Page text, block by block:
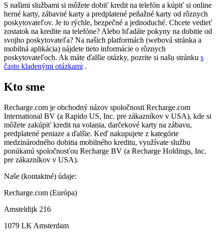
S našimi službami si môžete dobiť kredit na telefón a kúpiť si online
herné karty, zábavné karty a predplatené peňažné karty od rôznych
poskytovateľov. Je to rýchle, bezpečné a jednoduché. Chcete vedieť
zostatok na kredite na telefóne? Alebo hľadáte pokyny na dobitie od
svojho poskytovateľa? Na našich platformách (webová stránka a
mobilná aplikácia) nájdete tieto informácie o rôznych
poskytovateľoch. Ak máte ďalšie otázky, pozrite si našu stránku s
často kladenými otázkami .
Kto sme
Recharge.com je obchodný názov spoločnosti Recharge.com
International BV (a Rapido US, Inc. pre zákazníkov v USA), kde si
môžete zakúpiť kredit na volania, darčekové karty na zábavu,
predplatené peniaze a ďalšie. Keď nakupujete z kategórie
medzinárodného dobitia mobilného kreditu, využívate službu
ponúkanú spoločnosťou Recharge BV (a Recharge Holdings, Inc.
pre zákazníkov v USA).
Naše (kontaktné) údaje:
Recharge.com (Európa)
Amsteldijk 216
1079 LK Amsterdam